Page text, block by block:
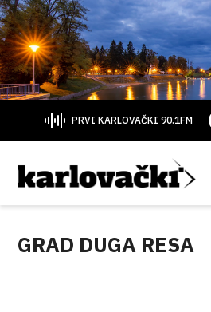
PRVI KARLOVAČKI 90.1FM
GRAD DUGA RESA